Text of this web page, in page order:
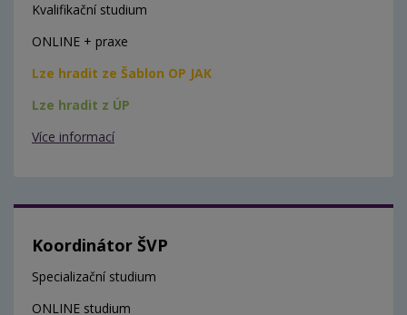
Kvalifikační studium
ONLINE + praxe
Lze hradit ze Šablon OP JAK
Lze hradit z ÚP
Více informací
Koordinátor ŠVP
Specializační studium
ONLINE studium